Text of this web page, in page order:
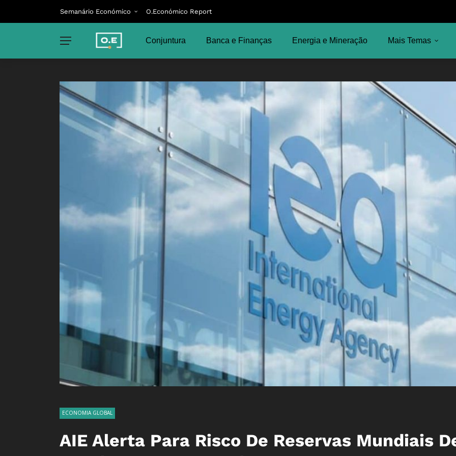
Semanário Económico O.Económico Report
Conjuntura Banca e Finanças Energia e Mineração Mais Temas
ECONOMIA GLOBAL
AIE Alerta Para Risco De Reservas Mundiais